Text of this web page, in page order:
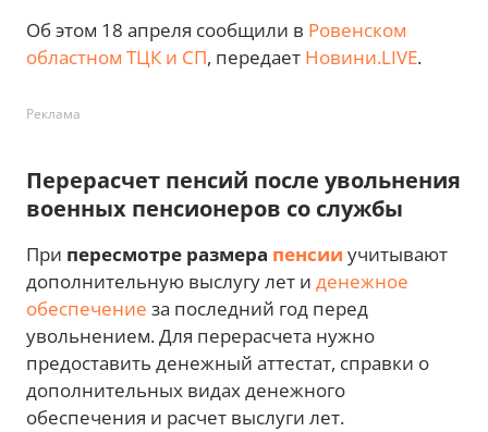
Об этом 18 апреля сообщили в Ровенском
областном ТЦК и СП, передает Новини.LIVE.
Реклама
Перерасчет пенсий после увольнения
военных пенсионеров со службы
При пересмотре размера пенсии учитывают
дополнительную выслугу лет и денежное
обеспечение за последний год перед
увольнением. Для перерасчета нужно
предоставить денежный аттестат, справки о
дополнительных видах денежного
обеспечения и расчет выслуги лет.